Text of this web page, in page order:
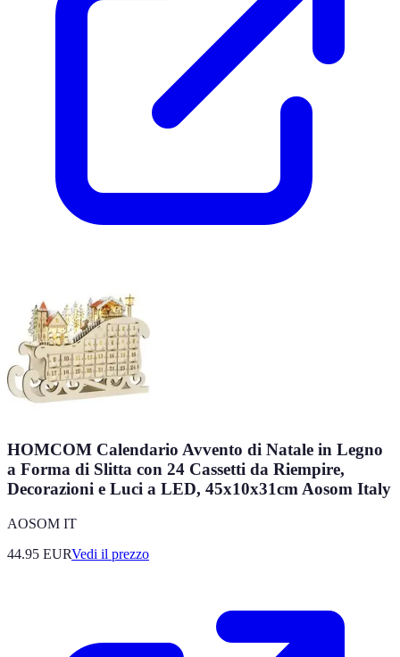
HOMCOM Calendario Avvento di Natale in Legno
a Forma di Slitta con 24 Cassetti da Riempire,
Decorazioni e Luci a LED, 45x10x31cm Aosom Italy
AOSOM IT
44.95 EURVedi il prezzo